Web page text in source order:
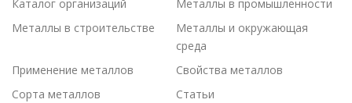
Каталог организаций
Металлы в промышленности
Металлы в строительстве
Металлы и окружающая
среда
Применение металлов
Свойства металлов
Сорта металлов
Статьи